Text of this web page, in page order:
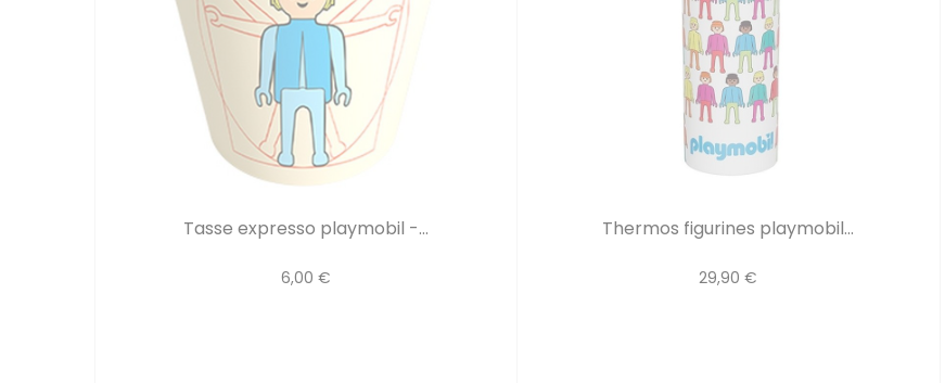
Tasse expresso playmobil -...
6,00 €
Thermos figurines playmobil...
29,90 €